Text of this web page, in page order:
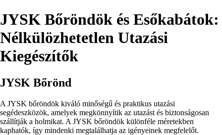
JYSK Bőröndök és Esőkabátok:
Nélkülözhetetlen Utazási
Kiegészítők
JYSK Bőrönd
A JYSK bőröndök kiváló minőségű és praktikus utazási
segédeszközök, amelyek megkönnyítik az utazást és biztonságosan
szállítják a holmikat. A JYSK bőröndök különféle méretekben
kaphatók, így mindenki megtalálhatja az igényeinek megfelelőt.